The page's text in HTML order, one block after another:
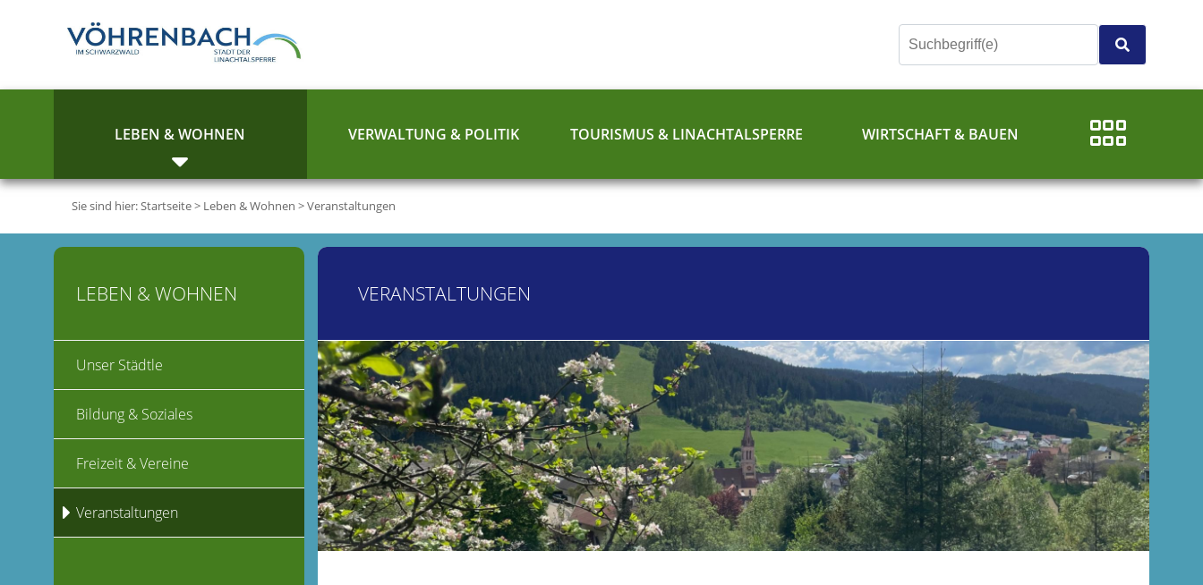
LEBEN & WOHNEN VERWALTUNG & POLITIK TOURISMUS & LINACHTALSPERRE WIRTSCHAFT & BAUEN
Sie sind hier:Startseite> Leben & Wohnen >Veranstaltungen
VERANSTALTUNGEN
LEBEN & WOHNEN
Unser Städtle
Bildung & Soziales
Freizeit & Vereine
Veranstaltungen